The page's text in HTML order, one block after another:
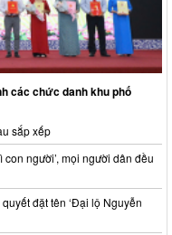
các chức danh khu phố
sắp xếp
người’, mọi người dân đều
đặt tên ‘Đại lộ Nguyễn